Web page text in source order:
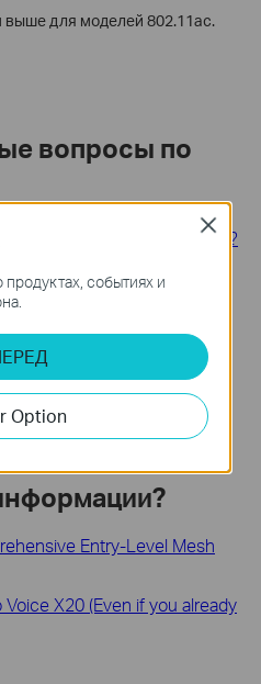
для моделей 802.11ac.
вопросы по
место для своего Deco?
Deco.
домашнюю
устройство Deco
Entry-Level Mesh
X20 (Even if you already
событиях и
Option
Close